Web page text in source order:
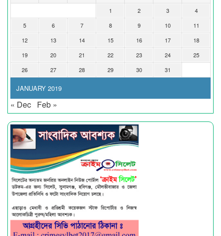
JANUARY 2019
1 2 3
4
5
6 7 8 9 10
11
12
13 14 15 16 17
18
19
20 21 22 23 24
25
26
27 28 29 30 31
« Dec Feb »